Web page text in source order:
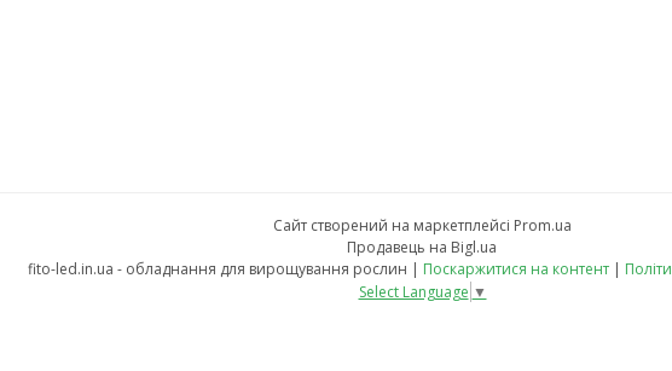
Сайт створений на маркетплейсі Prom.ua
Продавець на Bigl.ua
fito-led.in.ua - обладнання для вирощування рослин | Поскаржитися на контент |
Select Language ▼